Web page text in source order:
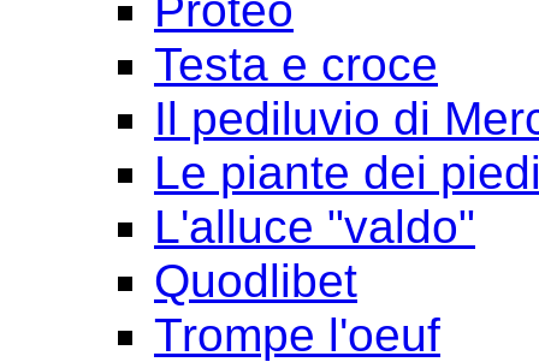
Testa e croce
Il pediluvio di
Le piante dei
L'alluce "valdo"
Quodlibet
Trompe l'oeuf